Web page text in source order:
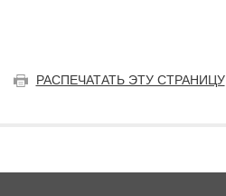
РАСПЕЧАТАТЬ ЭТУ СТРАНИЦУ